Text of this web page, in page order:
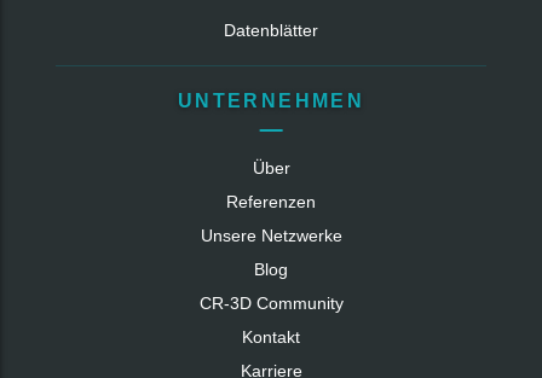
Datenblätter
UNTERNEHMEN
Über
Referenzen
Unsere Netzwerke
Blog
CR‑3D Community
Kontakt
Karriere